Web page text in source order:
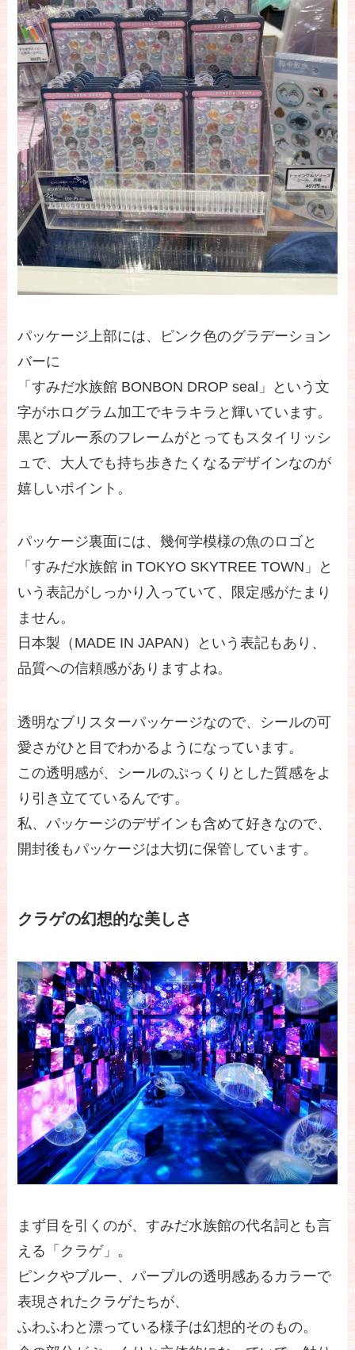
パッケージ上部には、ピンク色のグラデーション
バーに
「すみだ水族館 BONBON DROP seal」という文
字がホログラム加工でキラキラと輝いています。
黒とブルー系のフレームがとってもスタイリッシ
ュで、大人でも持ち歩きたくなるデザインなのが
嬉しいポイント。
パッケージ裏面には、幾何学模様の魚のロゴと
「すみだ水族館 in TOKYO SKYTREE TOWN」と
いう表記がしっかり入っていて、限定感がたまり
ません。
日本製（MADE IN JAPAN）という表記もあり、
品質への信頼感がありますよね。
透明なブリスターパッケージなので、シールの可
愛さがひと目でわかるようになっています。
この透明感が、シールのぷっくりとした質感をよ
り引き立てているんです。
私、パッケージのデザインも含めて好きなので、
開封後もパッケージは大切に保管しています。
クラゲの幻想的な美しさ
まず目を引くのが、すみだ水族館の代名詞とも言
える「クラゲ」。
ピンクやブルー、パープルの透明感あるカラーで
表現されたクラゲたちが、
ふわふわと漂っている様子は幻想的そのもの。